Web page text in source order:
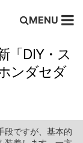
MENU
「DIY・ス
ンダセダ
段ですが、基本的